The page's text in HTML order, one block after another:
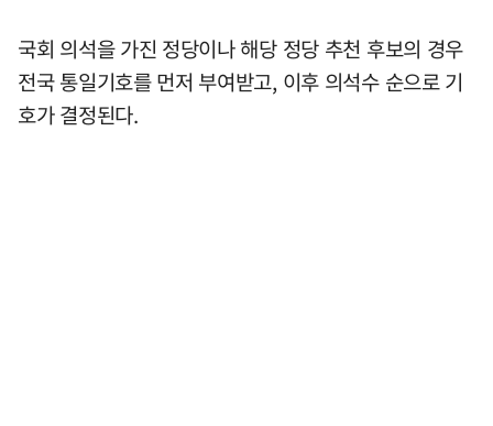
국회 의석을 가진 정당이나 해당 정당 추천 후보의 경우
전국 통일기호를 먼저 부여받고, 이후 의석수 순으로 기
호가 결정된다.